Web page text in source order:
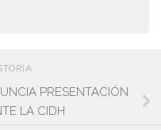
PRESENTACIÓN
LA CIDH